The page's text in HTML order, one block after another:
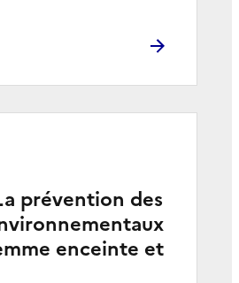
prévention des
enceinte et